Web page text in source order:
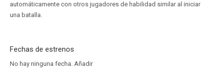
automáticamente con otros jugadores de habilidad similar al iniciar
una batalla.
Fechas de estrenos
No hay ninguna fecha. Añadir